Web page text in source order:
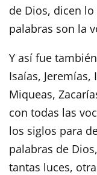
de Dios, dicen
palabras son la
Y así fue
Isaías, Jeremías,
Miqueas,
con todas las
los siglos para
palabras de
tantas luces,